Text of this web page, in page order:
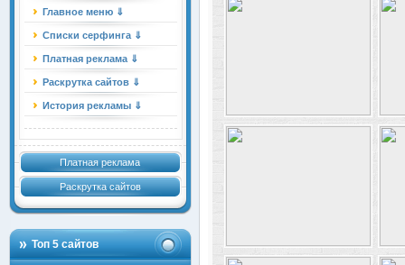
Главное меню ⇓
Списки серфинга ⇓
Платная реклама ⇓
Раскрутка сайтов ⇓
История рекламы ⇓
Платная реклама
Раскрутка сайтов
Топ 5 сайтов